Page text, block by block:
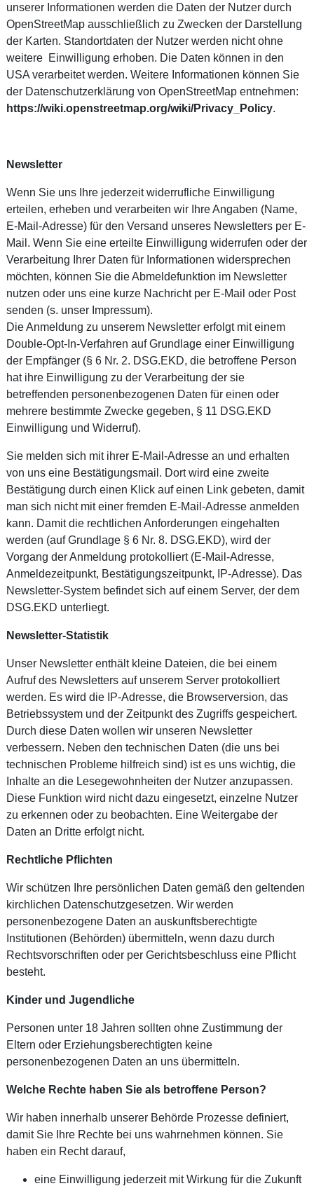
unserer Informationen werden die Daten der Nutzer durch
OpenStreetMap ausschließlich zu Zwecken der Darstellung
der Karten. Standortdaten der Nutzer werden nicht ohne
weitere Einwilligung erhoben. Die Daten können in den
USA verarbeitet werden. Weitere Informationen können Sie
der Datenschutzerklärung von OpenStreetMap entnehmen:
https://wiki.openstreetmap.org/wiki/Privacy_Policy.
Newsletter
Wenn Sie uns Ihre jederzeit widerrufliche Einwilligung
erteilen, erheben und verarbeiten wir Ihre Angaben (Name,
E-Mail-Adresse) für den Versand unseres Newsletters per E-
Mail. Wenn Sie eine erteilte Einwilligung widerrufen oder der
Verarbeitung Ihrer Daten für Informationen widersprechen
möchten, können Sie die Abmeldefunktion im Newsletter
nutzen oder uns eine kurze Nachricht per E-Mail oder Post
senden (s. unser Impressum).
Die Anmeldung zu unserem Newsletter erfolgt mit einem
Double-Opt-In-Verfahren auf Grundlage einer Einwilligung
der Empfänger (§ 6 Nr. 2. DSG.EKD, die betroffene Person
hat ihre Einwilligung zu der Verarbeitung der sie
betreffenden personenbezogenen Daten für einen oder
mehrere bestimmte Zwecke gegeben, § 11 DSG.EKD
Einwilligung und Widerruf).
Sie melden sich mit ihrer E-Mail-Adresse an und erhalten
von uns eine Bestätigungsmail. Dort wird eine zweite
Bestätigung durch einen Klick auf einen Link gebeten, damit
man sich nicht mit einer fremden E-Mail-Adresse anmelden
kann. Damit die rechtlichen Anforderungen eingehalten
werden (auf Grundlage § 6 Nr. 8. DSG.EKD), wird der
Vorgang der Anmeldung protokolliert (E-Mail-Adresse,
Anmeldezeitpunkt, Bestätigungszeitpunkt, IP-Adresse). Das
Newsletter-System befindet sich auf einem Server, der dem
DSG.EKD unterliegt.
Newsletter-Statistik
Unser Newsletter enthält kleine Dateien, die bei einem
Aufruf des Newsletters auf unserem Server protokolliert
werden. Es wird die IP-Adresse, die Browserversion, das
Betriebssystem und der Zeitpunkt des Zugriffs gespeichert.
Durch diese Daten wollen wir unseren Newsletter
verbessern. Neben den technischen Daten (die uns bei
technischen Probleme hilfreich sind) ist es uns wichtig, die
Inhalte an die Lesegewohnheiten der Nutzer anzupassen.
Diese Funktion wird nicht dazu eingesetzt, einzelne Nutzer
zu erkennen oder zu beobachten. Eine Weitergabe der
Daten an Dritte erfolgt nicht.
Rechtliche Pflichten
Wir schützen Ihre persönlichen Daten gemäß den geltenden
kirchlichen Datenschutzgesetzen. Wir werden
personenbezogene Daten an auskunftsberechtigte
Institutionen (Behörden) übermitteln, wenn dazu durch
Rechtsvorschriften oder per Gerichtsbeschluss eine Pflicht
besteht.
Kinder und Jugendliche
Personen unter 18 Jahren sollten ohne Zustimmung der
Eltern oder Erziehungsberechtigten keine
personenbezogenen Daten an uns übermitteln.
Welche Rechte haben Sie als betroffene Person?
Wir haben innerhalb unserer Behörde Prozesse definiert,
damit Sie Ihre Rechte bei uns wahrnehmen können. Sie
haben ein Recht darauf,
eine Einwilligung jederzeit mit Wirkung für die Zukunft